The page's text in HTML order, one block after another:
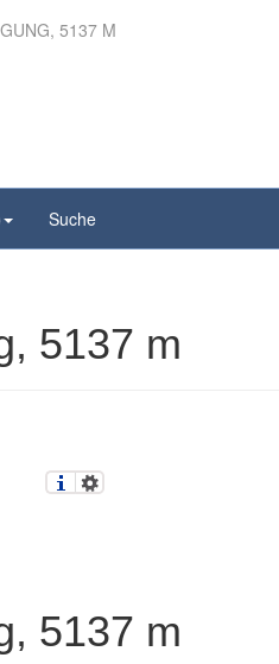
5137 M
Suche
5137 m
5137 m